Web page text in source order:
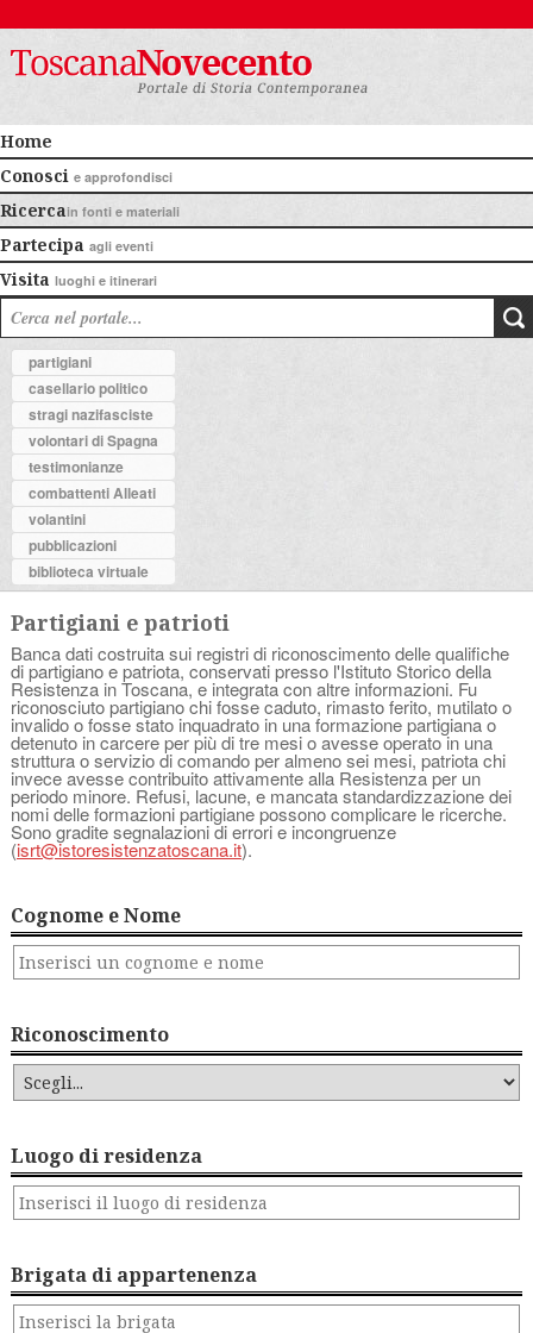
Home
Conosci e approfondisci
Ricercain fonti e materiali
Partecipa agli eventi
Visita luoghi e itinerari
partigiani
casellario politico
stragi nazifasciste
volontari di Spagna
testimonianze
combattenti Alleati
volantini
pubblicazioni
biblioteca virtuale
Partigiani e patrioti
Banca dati costruita sui registri di riconoscimento delle qualifiche
di partigiano e patriota, conservati presso l'Istituto Storico della
Resistenza in Toscana, e integrata con altre informazioni. Fu
riconosciuto partigiano chi fosse caduto, rimasto ferito, mutilato o
invalido o fosse stato inquadrato in una formazione partigiana o
detenuto in carcere per più di tre mesi o avesse operato in una
struttura o servizio di comando per almeno sei mesi, patriota chi
invece avesse contribuito attivamente alla Resistenza per un
periodo minore. Refusi, lacune, e mancata standardizzazione dei
nomi delle formazioni partigiane possono complicare le ricerche.
Sono gradite segnalazioni di errori e incongruenze
(isrt@istoresistenzatoscana.it).
Cognome e Nome
Riconoscimento
Luogo di residenza
Brigata di appartenenza